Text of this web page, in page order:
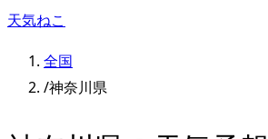
天気ねこ
全国
/神奈川県